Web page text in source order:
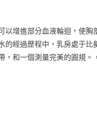
以增進部分血液輪迴，使
經過歷程中，乳房處于
和一個測量完美的圓規